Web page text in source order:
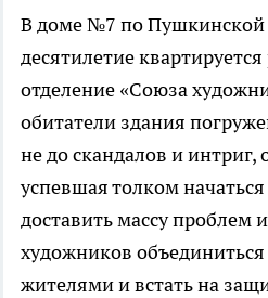
В доме №7 по Пушкинской
десятилетие
отделение «Союза
обитатели здания
не до скандалов и
успевшая толком
доставить массу проблем
художников
жителями и встать на